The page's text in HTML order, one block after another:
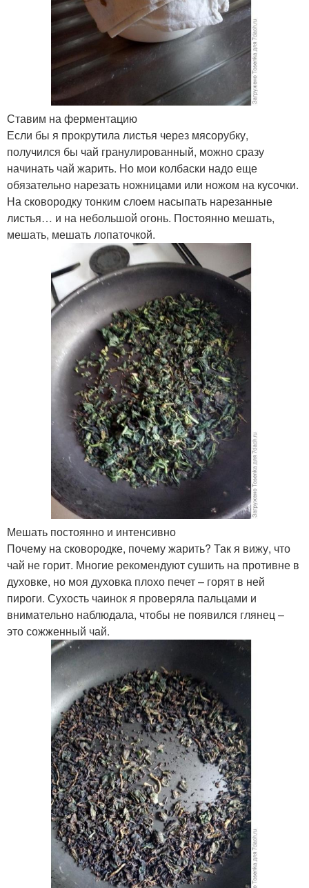
Ставим на ферментацию
Если бы я прокрутила листья через мясорубку,
получился бы чай гранулированный, можно сразу
начинать чай жарить. Но мои колбаски надо еще
обязательно нарезать ножницами или ножом на кусочки.
На сковородку тонким слоем насыпать нарезанные
листья… и на небольшой огонь. Постоянно мешать,
мешать, мешать лопаточкой.
Мешать постоянно и интенсивно
Почему на сковородке, почему жарить? Так я вижу, что
чай не горит. Многие рекомендуют сушить на противне в
духовке, но моя духовка плохо печет – горят в ней
пироги. Сухость чаинок я проверяла пальцами и
внимательно наблюдала, чтобы не появился глянец –
это сожженный чай.